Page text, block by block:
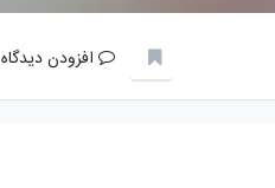
افزودن دیدگاه